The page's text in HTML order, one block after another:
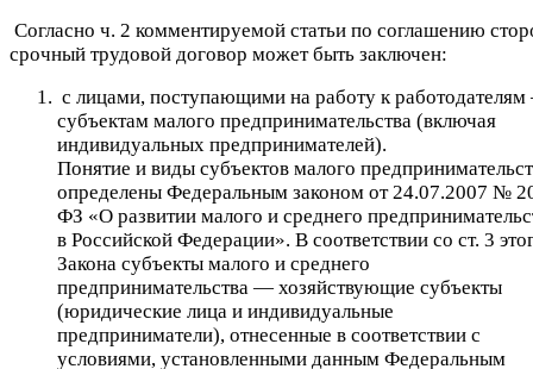
Согласно ч. 2 комментируемой статьи по соглашению
срочный трудовой договор может быть заключен:
с лицами, поступающими на работу к
субъектам малого предпринимательства (включая
индивидуальных предпринимателей).
Понятие и виды субъектов малого
определены Федеральным законом от 24.07.2007 №
ФЗ «О развитии малого и среднего
в Российской Федерации». В соответствии со ст. 3
Закона субъекты малого и среднего
предпринимательства — хозяйствующие субъекты
(юридические лица и индивидуальные
предприниматели), отнесенные в соответствии с
условиями, установленными данным Федеральным